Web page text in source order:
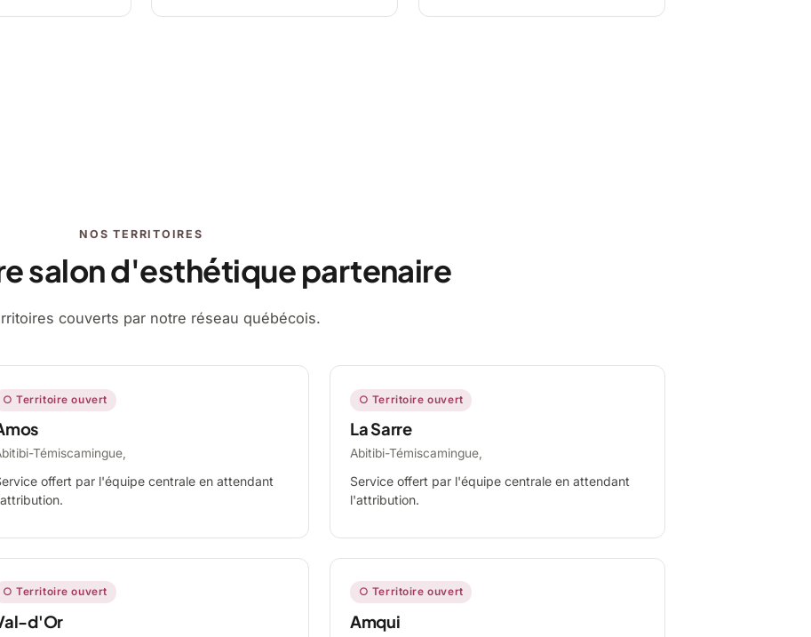
NOS TERRITOIRES
salon d'esthétique partenaire
couverts par notre réseau québécois.
○ Territoire ouvert
Témiscamingue,
offert par l'équipe centrale en attendant
○ Territoire ouvert
La Sarre
Abitibi-Témiscamingue,
Service offert par l'équipe centrale en attendant
l'attribution.
○ Territoire ouvert
d'Or
○ Territoire ouvert
Amqui